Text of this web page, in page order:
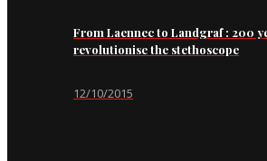
From Laennec to Landgraf : 200
revolutionise the stethoscope
12/10/2015